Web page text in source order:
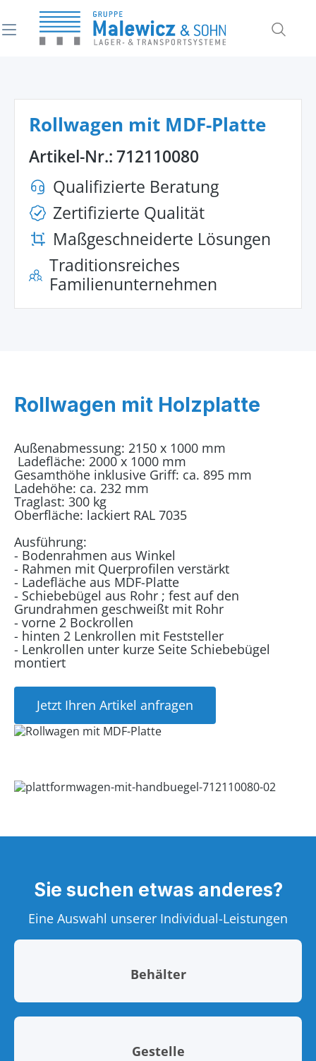
springen
Rollwagen mit MDF-Platte
Artikel-Nr.:712110080
Qualifizierte Beratung
Zertifizierte Qualität
Maßgeschneiderte Lösungen
Traditionsreiches
Familienunternehmen
Rollwagen mit Holzplatte
Außenabmessung: 2150 x 1000 mm
Ladefläche: 2000 x 1000 mm
Gesamthöhe inklusive Griff: ca. 895 mm
Ladehöhe: ca. 232 mm
Traglast: 300 kg
Oberfläche: lackiert RAL 7035
Ausführung:
- Bodenrahmen aus Winkel
- Rahmen mit Querprofilen verstärkt
- Ladefläche aus MDF-Platte
- Schiebebügel aus Rohr ; fest auf den
Grundrahmen geschweißt mit Rohr
- vorne 2 Bockrollen
- hinten 2 Lenkrollen mit Feststeller
- Lenkrollen unter kurze Seite Schiebebügel
montiert
Jetzt Ihren Artikel anfragen
Sie suchen etwas anderes?
Eine Auswahl unserer Individual-Leistungen
Behälter
Gestelle